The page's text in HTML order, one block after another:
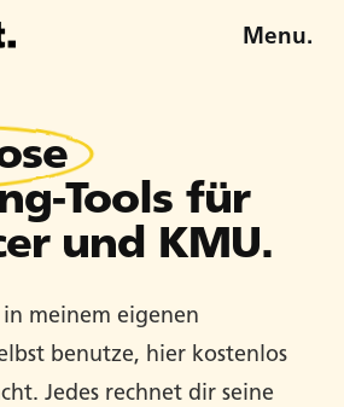
Menu.
Tools für
und KMU.
meinem eigenen
benutze, hier kostenlos
Jedes rechnet dir seine